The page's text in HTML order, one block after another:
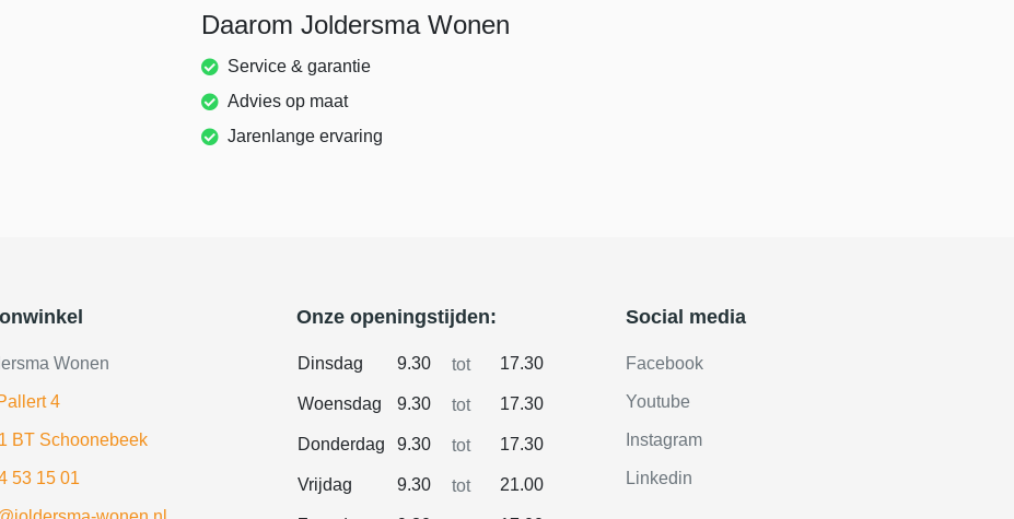
Daarom Joldersma Wonen
Service & garantie
Advies op maat
Jarenlange ervaring
Wonen
4
BT Schoonebeek
53 15 01
Onze openingstijden:
Dinsdag 9.30 tot 17.30
Woensdag 9.30 tot 17.30
Donderdag 9.30 tot 17.30
Vrijdag 9.30 tot 21.00
Social media
Facebook
Youtube
Instagram
Linkedin